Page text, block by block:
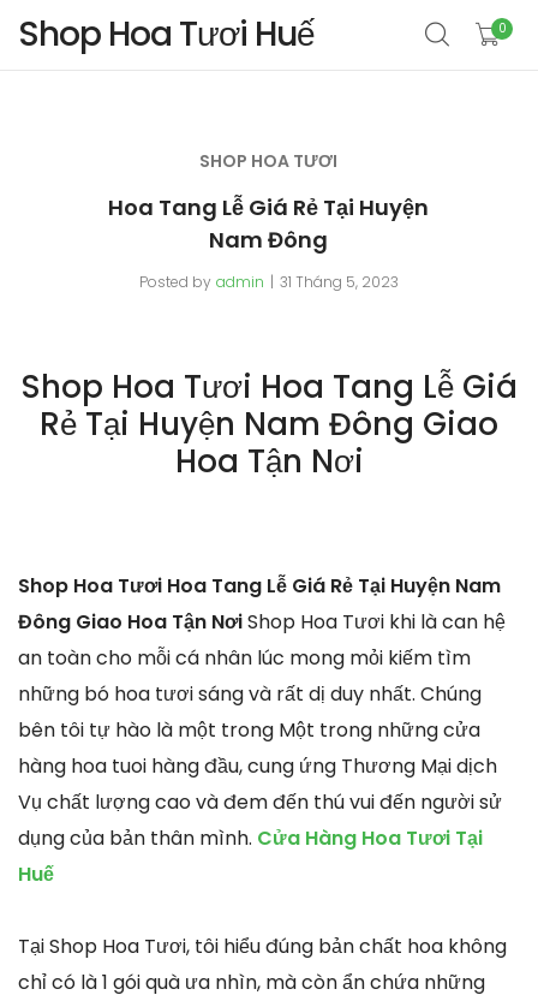
Shop Hoa Tươi Huế 0
SHOP HOA TƯƠI
Hoa Tang Lễ Giá Rẻ Tại Huyện
Nam Đông
Posted by admin 31 Tháng 5, 2023
Shop Hoa Tươi Hoa Tang Lễ Giá
Rẻ Tại Huyện Nam Đông Giao
Hoa Tận Nơi
Shop Hoa Tươi Hoa Tang Lễ Giá Rẻ Tại Huyện Nam
Đông Giao Hoa Tận NơiShop Hoa Tươi khi là can hệ
an toàn cho mỗi cá nhân lúc mong mỏi kiếm tìm
những bó hoa tươi sáng và rất dị duy nhất. Chúng
bên tôi tự hào là một trong Một trong những cửa
hàng hoa tuoi hàng đầu, cung ứng Thương Mại dịch
Vụ chất lượng cao và đem đến thú vui đến người sử
dụng của bản thân mình. Cửa Hàng Hoa Tươi Tại
Huế
Tại Shop Hoa Tươi, tôi hiểu đúng bản chất hoa không
chỉ có là 1 gói quà ưa nhìn, mà còn ẩn chứa những